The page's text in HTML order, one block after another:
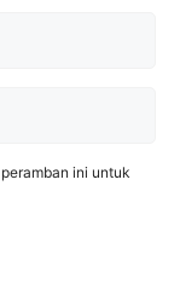
ini untuk